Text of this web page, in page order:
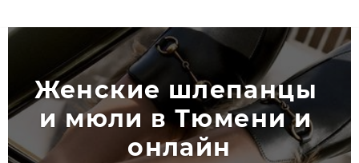
Женские шлепанцы
и мюли в Тюмени и
онлайн